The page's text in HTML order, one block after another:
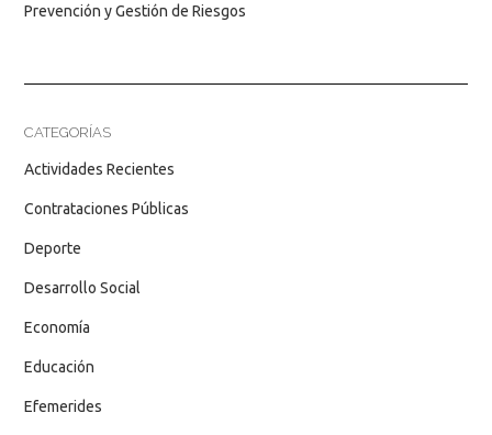
Prevención y Gestión de Riesgos
CATEGORÍAS
Actividades Recientes
Contrataciones Públicas
Deporte
Desarrollo Social
Economía
Educación
Efemerides